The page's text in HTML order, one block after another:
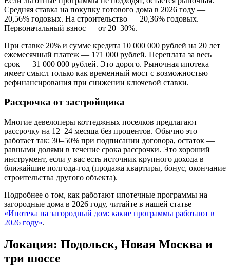
Средняя ставка на покупку готового дома в 2026 году —
20,56% годовых. На строительство — 20,36% годовых.
Первоначальный взнос — от 20–30%.
При ставке 20% и сумме кредита 10 000 000 рублей на 20 лет
ежемесячный платеж — 171 000 рублей. Переплата за весь
срок — 31 000 000 рублей. Это дорого. Рыночная ипотека
имеет смысл только как временный мост с возможностью
рефинансирования при снижении ключевой ставки.
Рассрочка от застройщика
Многие девелоперы коттеджных поселков предлагают
рассрочку на 12–24 месяца без процентов. Обычно это
работает так: 30–50% при подписании договора, остаток —
равными долями в течение срока рассрочки. Это хороший
инструмент, если у вас есть источник крупного дохода в
ближайшие полгода-год (продажа квартиры, бонус, окончание
строительства другого объекта).
Подробнее о том, как работают ипотечные программы на
загородные дома в 2026 году, читайте в нашей статье
«Ипотека на загородный дом: какие программы работают в
2026 году».
Локация: Подольск, Новая Москва и
три шоссе